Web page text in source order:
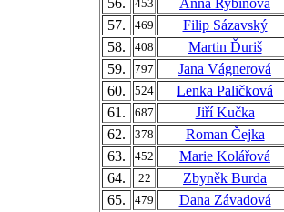
56.
453 Anna Rybínová
57.
469 Filip Sázavský
58.
408 Martin Ďuriš
59.
797 Jana Vágnerová
60.
524 Lenka Paličková
61.
687 Jiří Kučka
62.
378 Roman Čejka
63.
452 Marie Kolářová
64.
22 Zbyněk Burda
65.
479 Dana Závadová